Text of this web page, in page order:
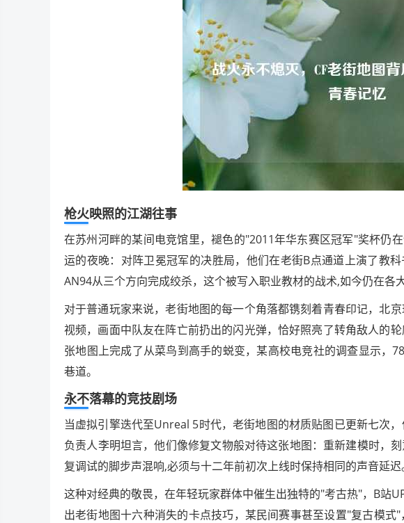
枪火映照的江湖往事
在苏州河畔的某间电竞馆里，褪色的"2011年华东赛区冠军"奖杯仍
运的夜晚：对阵卫冕冠军的决胜局，他们在老街B点通道上演了教
AN94从三个方向完成绞杀，这个被写入职业教材的战术,如今仍在各
对于普通玩家来说，老街地图的每一个角落都镌刻着青春印记，北
视频，画面中队友在阵亡前扔出的闪光弹，恰好照亮了转角敌人的
张地图上完成了从菜鸟到高手的蜕变，某高校电竞社的调查显示，
巷道。
永不落幕的竞技剧场
当虚拟引擎迭代至Unreal 5时代，老街地图的材质贴图已更新七次
负责人李明坦言，他们像修复文物般对待这张地图：重新建模时，
复调试的脚步声混响,必须与十二年前初次上线时保持相同的声音延迟
这种对经典的敬畏，在年轻玩家群体中催生出独特的"考古热"，B站
出老街地图十六种消失的卡点技巧，某民间赛事甚至设置"复古模